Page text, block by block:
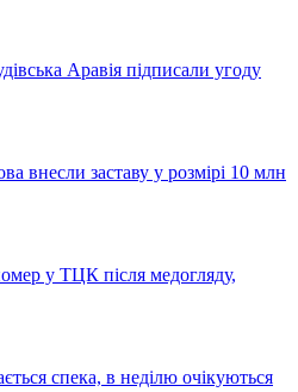
Аравія підписали угоду
внесли заставу у розмірі 10 млн
у ТЦК після медогляду,
спека, в неділю очікуються